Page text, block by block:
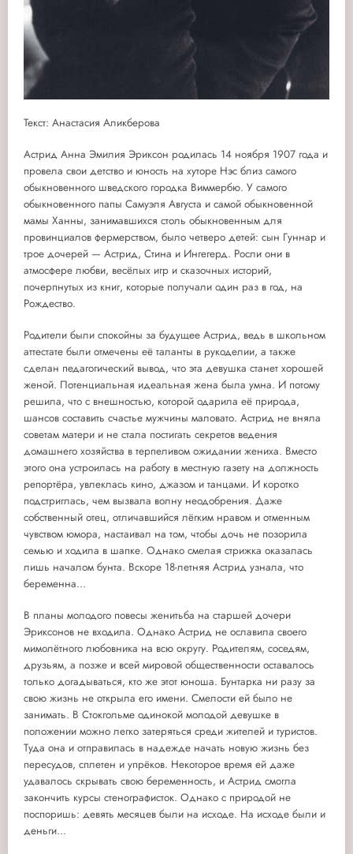
Текст: Анастасия Аликберова
Астрид Анна Эмилия Эриксон родилась 14 ноября 1907 года и
провела свои детство и юность на хуторе Нэс близ самого
обыкновенного шведского городка Виммербю. У самого
обыкновенного папы Самуэля Августа и самой обыкновенной
мамы Ханны, занимавшихся столь обыкновенным для
провинциалов фермерством, было четверо детей: сын Гуннар и
трое дочерей — Астрид, Стина и Ингегерд. Росли они в
атмосфере любви, весёлых игр и сказочных историй,
почерпнутых из книг, которые получали один раз в год, на
Рождество.
Родители были спокойны за будущее Астрид, ведь в школьном
аттестате были отмечены её таланты в рукоделии, а также
сделан педагогический вывод, что эта девушка станет хорошей
женой. Потенциальная идеальная жена была умна. И потому
решила, что с внешностью, которой одарила её природа,
шансов составить счастье мужчины маловато. Астрид не вняла
советам матери и не стала постигать секретов ведения
домашнего хозяйства в терпеливом ожидании жениха. Вместо
этого она устроилась на работу в местную газету на должность
репортёра, увлеклась кино, джазом и танцами. И коротко
подстриглась, чем вызвала волну неодобрения. Даже
собственный отец, отличавшийся лёгким нравом и отменным
чувством юмора, настаивал на том, чтобы дочь не позорила
семью и ходила в шапке. Однако смелая стрижка оказалась
лишь началом бунта. Вскоре 18-летняя Астрид узнала, что
беременна...
В планы молодого повесы женитьба на старшей дочери
Эриксонов не входила. Однако Астрид не ославила своего
мимолётного любовника на всю округу. Родителям, соседям,
друзьям, а позже и всей мировой общественности оставалось
только догадываться, кто же этот юноша. Бунтарка ни разу за
свою жизнь не открыла его имени. Смелости ей было не
занимать. В Стокгольме одинокой молодой девушке в
положении можно легко затеряться среди жителей и туристов.
Туда она и отправилась в надежде начать новую жизнь без
пересудов, сплетен и упрёков. Некоторое время ей даже
удавалось скрывать свою беременность, и Астрид смогла
закончить курсы стенографисток. Однако с природой не
поспоришь: девять месяцев были на исходе. На исходе были и
деньги...